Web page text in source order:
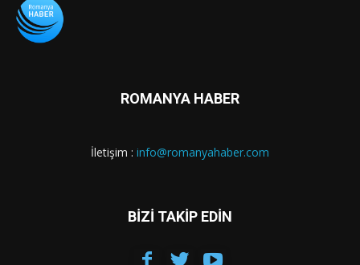
ROMANYA HABER
İletişim : info@romanyahaber.com
BİZİ TAKİP EDİN